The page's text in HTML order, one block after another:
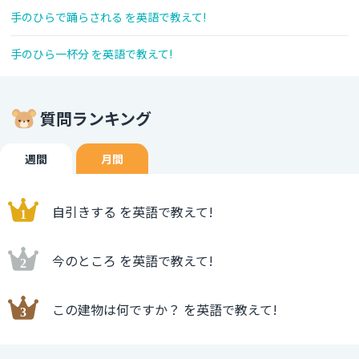
手のひらで踊らされる を英語で教えて!
手のひら一杯分 を英語で教えて!
質問ランキング
週間 月間
自引きする を英語で教えて!
今のところ を英語で教えて!
この建物は何ですか？ を英語で教えて!